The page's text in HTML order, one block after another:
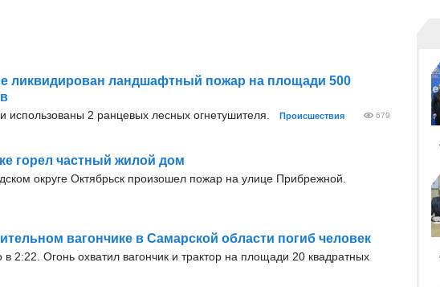
ликвидирован ландшафтный пожар на площади 500
использованы 2 ранцевых лесных огнетушителя. Происшествия 679
горел частный жилой дом
округе Октябрьск произошел пожар на улице Прибрежной.
вагончике в Самарской области погиб человек
2:22. Огонь охватил вагончик и трактор на площади 20 квадратных